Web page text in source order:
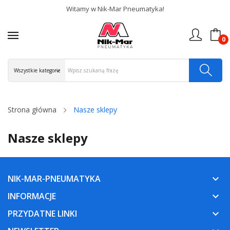
Witamy w Nik-Mar Pneumatyka!
0
Strona główna Nasze sklepy
Nasze sklepy
NIK-MAR-PNEUMATYKA keyboard_arrow_down
INFORMACJE keyboard_arrow_down
PRZYDATNE LINKI keyboard_arrow_down